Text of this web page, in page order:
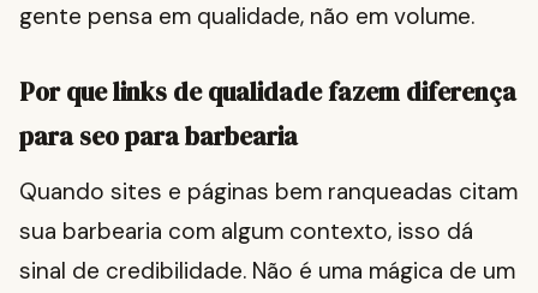
gente pensa em qualidade, não em volume.
Por que links de qualidade fazem diferença
para seo para barbearia
Quando sites e páginas bem ranqueadas citam
sua barbearia com algum contexto, isso dá
sinal de credibilidade. Não é uma mágica de um